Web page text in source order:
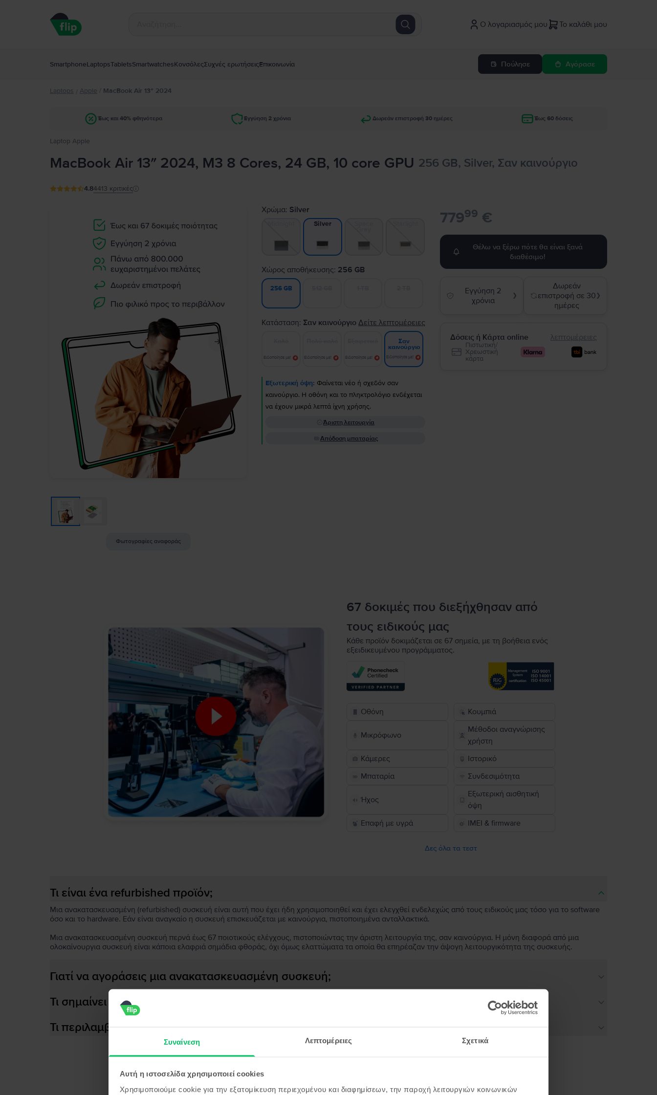
Συναίνεση Λεπτομέρειες Σχετικά
Αυτή η ιστοσελίδα χρησιμοποιεί cookies
Χρησιμοποιούμε cookie για την εξατομίκευση περιεχομένου και διαφημίσεων, την παροχή λειτουργιών κοινωνικών
Ο λογαριασμός μου Το καλάθι μου
SmartphoneLaptopsTabletsSmartwatchesΚονσόλεςΣυχνές ερωτήσειςΕπικοινωνία Πούλησε Αγόρασε
Laptops / Apple / MacBook Air 13″ 2024
Έως και 40% φθηνότερα Εγγύηση 2 χρόνια Δωρεάν επιστροφή 30 ημέρες Έως 60 δόσεις
Laptop Apple
MacBook Air 13″ 2024, M3 8 Cores, 24 GB, 10 core GPU 256 GB, Silver, Σαν καινούργιο
4.84413 κριτικές
Φωτογραφίες αναφοράς
Χρώμα: Silver
Silver
Χώρος αποθήκευσης: 256 GB
256 GB
Κατάσταση: Σαν καινούργιο Δείτε λεπτομέρειες
Ειδοποίησε με! Ειδοποίησε με! Ειδοποίησε με!
Σαν
καινούργιο
Ειδοποίησε με!
Εξωτερική όψη: Φαίνεται νέο ή σχεδόν σαν
καινούργιο. Η οθόνη και το πληκτρολόγιο ενδέχεται
να έχουν μικρά λεπτά ίχνη χρήσης.
Άριστη λειτουργία
Απόδοση μπαταρίας
77999 €
Θέλω να ξέρω πότε θα είναι ξανά
διαθέσιμο!
Εγγύηση 2
χρόνια
❯
Δωρεάν
επιστροφή σε 30
ημέρες
❯
Δόσεις ή Κάρτα online λεπτομέρειες
Πιστωτική/
Χρεωστική
κάρτα
67 δοκιμές που διεξήχθησαν από
τους ειδικούς μας
Κάθε προϊόν δοκιμάζεται σε 67 σημεία, με τη βοήθεια ενός
εξειδικευμένου προγράμματος.
Οθόνη Κουμπιά
Μικρόφωνο
Μέθοδοι αναγνώρισης
χρήστη
Κάμερες
Ιστορικό
Μπαταρία
Συνδεσιμότητα
Ήχος
Εξωτερική αισθητική
όψη
Επαφή με υγρά
IMEI & firmware
Δες όλα τα τεστ
Τι είναι ένα refurbished προϊόν;
Μια ανακατασκευασμένη (refurbished) συσκευή είναι αυτή που έχει ήδη χρησιμοποιηθεί και έχει ελεγχθεί ενδελεχώς από τους ειδικούς μας τόσο για το software
όσο και το hardware. Εάν είναι αναγκαίο η συσκευή επισκευάζεται με καινούργια, πιστοποιημένα ανταλλακτικά.
Μια ανακατασκευασμένη συσκευή περνά έως 67 ποιοτικούς ελέγχους, πιστοποιώντας την άριστη λειτουργία της, σαν καινούργια. Η μόνη διαφορά από μια
ολοκαίνουργια συσκευή είναι κάποια ελαφριά σημάδια φθοράς, όχι όμως ελαττώματα τα οποία θα επηρέαζαν την άψογη λειτουργικότητα της συσκευής.
Γιατί να αγοράσεις μια ανακατασκευασμένη συσκευή;
Τι σημαίνει αποδοτική μπαταρία;
Τι περιλαμβάνεται στο κουτί της συσκευής;
Προϊόντα παρόμοια με την αναζήτησή σου